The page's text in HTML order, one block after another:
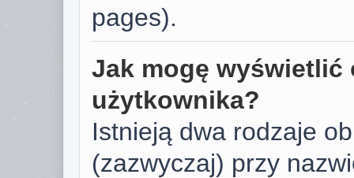
pages).
Jak mogę wyświetlić
użytkownika?
Istnieją dwa rodzaje
(zazwyczaj) przy